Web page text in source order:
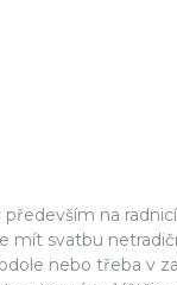
na
mít svatbu
nebo třeba v